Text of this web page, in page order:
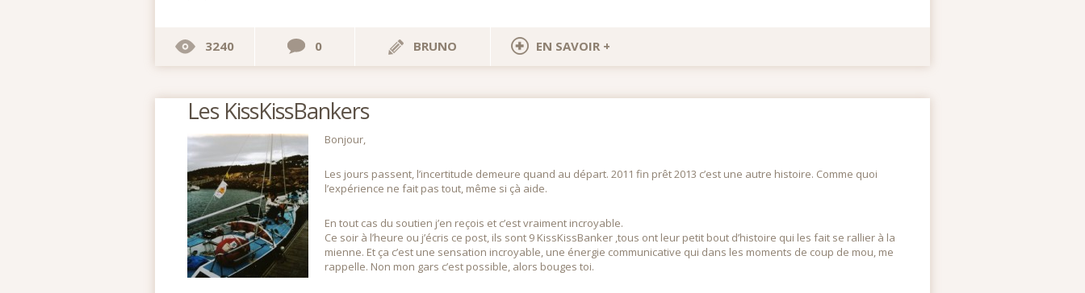
3240 0 BRUNO EN SAVOIR +
Les KissKissBankers
Bonjour,
Les jours passent, l’incertitude demeure quand au départ. 2011 fin prêt 2013 c’est une autre histoire. Comme quoi
l’expérience ne fait pas tout, même si çà aide.
En tout cas du soutien j’en reçois et c’est vraiment incroyable.
Ce soir à l’heure ou j’écris ce post, ils sont 9 KissKissBanker ,tous ont leur petit bout d’histoire qui les fait se rallier à la
mienne. Et ça c’est une sensation incroyable, une énergie communicative qui dans les moments de coup de mou, me
rappelle. Non mon gars c’est possible, alors bouges toi.